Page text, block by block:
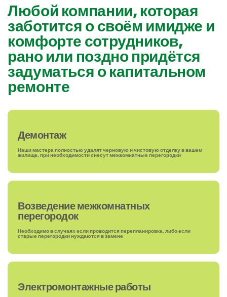
Любой компании, которая
заботится о своём имидже и
комфорте сотрудников,
рано или поздно придётся
задуматься о капитальном
ремонте
Демонтаж
Наши мастера полностью удалят черновую и чистовую отделку в вашем
жилище, при необходимости снесут межкомнатные перегородки
Возведение межкомнатных
перегородок
Необходимо в случаях если проводится перепланировка, либо если
старые перегородки нуждаются в замене
Электромонтажные работы